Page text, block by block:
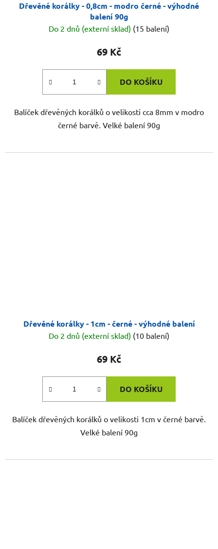
Dřevěné korálky - 0,8cm - modro černé - výhodné
balení 90g
Do 2 dnů (externí sklad) (15 balení)
69 Kč
DO KOŠÍKU
Balíček dřevěných korálků o velikosti cca 8mm v modro
černé barvě. Velké balení 90g
Dřevěné korálky - 1cm - černé - výhodné balení
Do 2 dnů (externí sklad) (10 balení)
69 Kč
DO KOŠÍKU
Balíček dřevěných korálků o velikosti 1cm v černé barvě.
Velké balení 90g